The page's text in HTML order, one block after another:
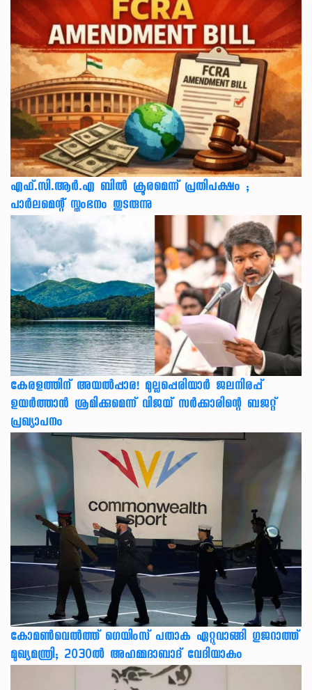
എഫ്.സി.ആർ.എ ബിൽ ക്രൂരമെന്ന് പ്രതിപക്ഷം ;
പാർലമെന്റ് സ്തംഭനം തുടരുന്നു
കേരളത്തിന് അ‌യൽപ്പാര! മുല്ലപ്പെരിയാർ ജലനിരപ്പ്
ഉയർത്താൻ ശ്രമിക്കുമെന്ന് വിജയ് സർക്കാരിന്റെ ബജറ്റ്
പ്രഖ്യാപനം
കോമൺവെൽത്ത് ഗെയിംസ് പതാക ഏറ്റുവാങ്ങി ഗുജറാത്ത്
മുഖ്യമന്ത്രി; 2030ൽ അഹമ്മദാബാദ് വേദിയാകും